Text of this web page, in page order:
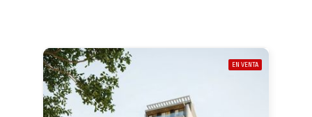
EN VENTA